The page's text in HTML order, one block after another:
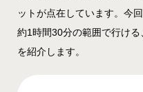
ットが点在しています。今
約1時間30分の範囲で行け
を紹介します。